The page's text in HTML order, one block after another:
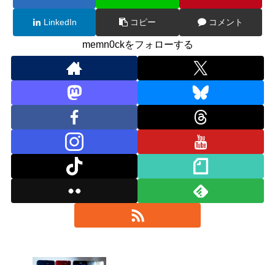
LinkedIn コピー コメント
memn0ckをフォローする